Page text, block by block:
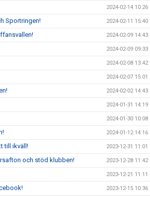
2024-02-14 10:26
Sportringen! 2024-02-11 15:40
2024-02-09 14:43
2024-02-09 09:33
2024-02-08 13:42
2024-02-07 15:01
2024-02-02 14:43
2024-01-31 14:19
2024-01-30 10:08
2024-01-12 14:16
till ikväll! 2023-12-31 11:01
och stöd klubben! 2023-12-28 11:42
2023-12-21 11:11
2023-12-15 10:36